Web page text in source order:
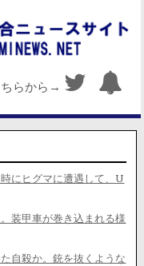
らから→
にヒグマに遭遇して、U
装甲車が巻き込まれる様
自殺か。銃を抜くような